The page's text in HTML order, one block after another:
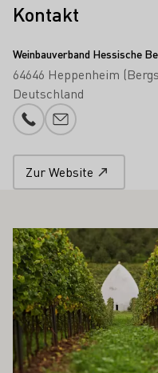
Kontakt
Weinbauverband Hessische
64646 Heppenheim
Deutschland
Telefonnummer
E-Mail-Adresse
Zur Website
INTERESSIEREN
Mehr erfahren